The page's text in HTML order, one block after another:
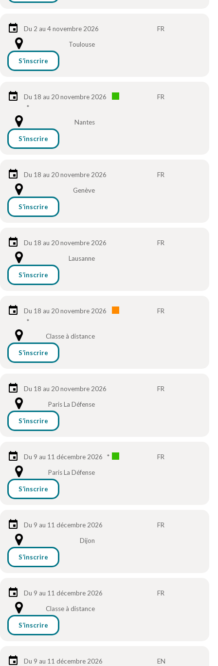
Du 2 au 4 novembre 2026
FR
Toulouse
S’inscrire
Du 18 au 20 novembre 2026
*
FR
Nantes
S’inscrire
Du 18 au 20 novembre 2026
FR
Genève
S’inscrire
Du 18 au 20 novembre 2026
FR
Lausanne
S’inscrire
Du 18 au 20 novembre 2026
*
FR
Classe à distance
S’inscrire
Du 18 au 20 novembre 2026
FR
Paris La Défense
S’inscrire
Du 9 au 11 décembre 2026 *
FR
Paris La Défense
S’inscrire
Du 9 au 11 décembre 2026
FR
Dijon
S’inscrire
Du 9 au 11 décembre 2026
FR
Classe à distance
S’inscrire
Du 9 au 11 décembre 2026
EN